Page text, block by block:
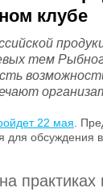
клубе
тем
22 мая .
для обсуждения